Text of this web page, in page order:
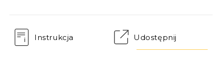
Instrukcja Udostępnij